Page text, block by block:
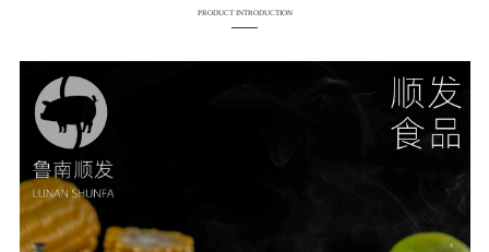
PRODUCT INTRODUCTION